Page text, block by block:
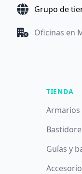
Grupo de
Oficinas en
TIENDA
Armarios
Guías y